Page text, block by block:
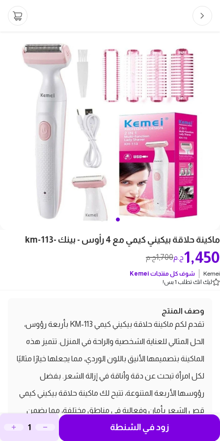
ماكينة حلاقة بيكيني كيمي مع 4 رأوس - بينك -km-113
1,700ج.م 1,450ج.م
Kemei شوف كل منتجات Kemei
ليك انك تطلب 1 بس!
وصف المنتج
تقدم لكم ماكينة حلاقة بيكيني كيمي KM-113 بأربعة رؤوس،
الحل المثالي للعناية الشخصية والراحة في المنزل. تتميز هذه
الماكينة بتصميمها الأنيق باللون الوردي، مما يجعلها خيارًا مثاليًا
لكل امرأة تبحث عن دقة وأناقة في إزالة الشعر. بفضل
رؤوسها الأربعة المتنوعة، تتيح لك ماكينة حلاقة بيكيني كيمي
قص الشعر بأمان وفعالية في مناطق مختلفة، مما يضمن
لك الحصول على بشرة ناعمة ومشرقة. اختاري كيمي KM-113 زود في الشنطة